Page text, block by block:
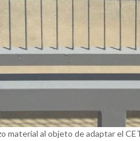
material al objeto de adaptar el